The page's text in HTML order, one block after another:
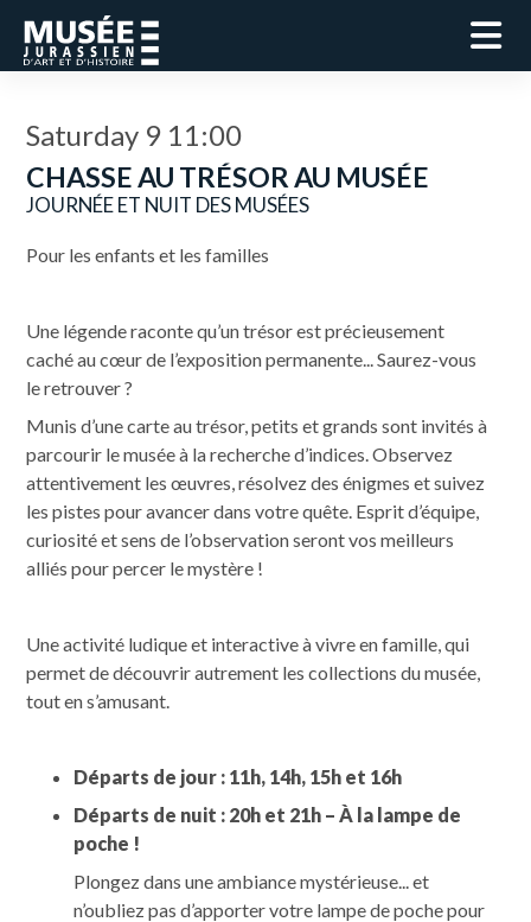
Saturday 9 11:00
CHASSE AU TRÉSOR AU MUSÉE
JOURNÉE ET NUIT DES MUSÉES
Pour les enfants et les familles
Une légende raconte qu’un trésor est précieusement
caché au cœur de l’exposition permanente... Saurez-vous
le retrouver ?
Munis d’une carte au trésor, petits et grands sont invités à
parcourir le musée à la recherche d’indices. Observez
attentivement les œuvres, résolvez des énigmes et suivez
les pistes pour avancer dans votre quête. Esprit d’équipe,
curiosité et sens de l’observation seront vos meilleurs
alliés pour percer le mystère !
Une activité ludique et interactive à vivre en famille, qui
permet de découvrir autrement les collections du musée,
tout en s’amusant.
Départs de jour : 11h, 14h, 15h et 16h
Départs de nuit : 20h et 21h – À la lampe de
poche !
Plongez dans une ambiance mystérieuse... et
n’oubliez pas d’apporter votre lampe de poche pour